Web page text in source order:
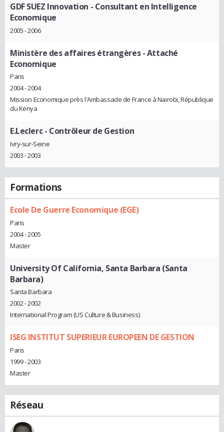
GDF SUEZ Innovation - Consultant en Intelligence
Economique
2005 - 2006
Ministère des affaires étrangères- Attaché
Economique
Paris
2004 - 2004
Mission Economique près l'Ambassade de France à Nairobi, République
du Kenya
E.Leclerc- Contrôleur de Gestion
Ivry-sur-Seine
2003 - 2003
Formations
Ecole De Guerre Economique (EGE)
Paris
2004 - 2005
Master
University Of California, Santa Barbara (Santa
Barbara)
Santa Barbara
2002 - 2002
International Program (US Culture & Business)
ISEG INSTITUT SUPERIEUR EUROPEEN DE GESTION
Paris
1999 - 2003
Master
Réseau